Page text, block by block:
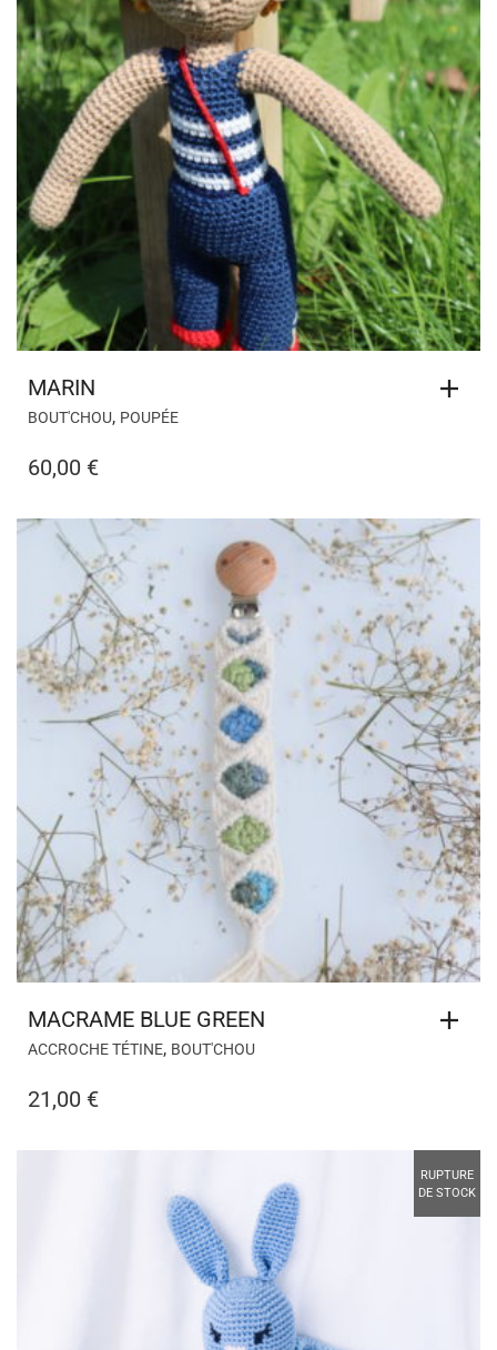
MARIN
BOUT'CHOU POUPÉE
60,00 €
MACRAME BLUE GREEN
ACCROCHE TÉTINE,BOUT'CHOU
21,00€
RUPTURE
DE STOCK